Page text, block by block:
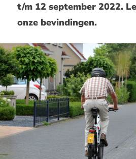
t/m 12 september 2022.
onze bevindingen.